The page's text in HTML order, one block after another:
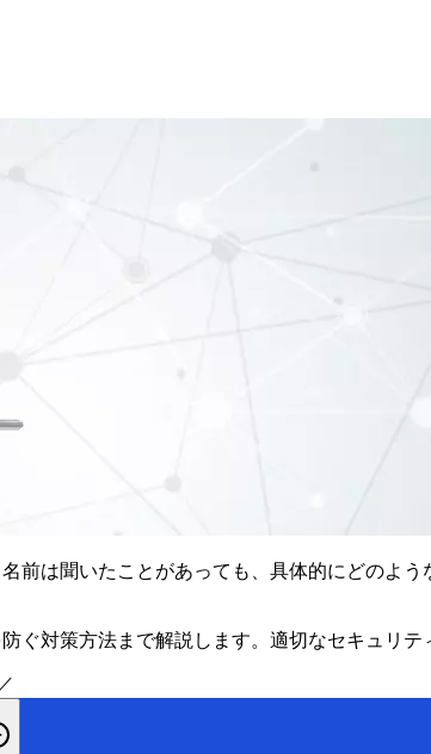
前は聞いたことがあっても、具体的にどのよ
ぐ対策方法まで解説します。適切なセキュリテ